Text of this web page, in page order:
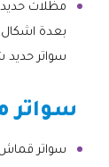
مظلات حديد
بعدة
سواتر حديد
سواتر
سواتر